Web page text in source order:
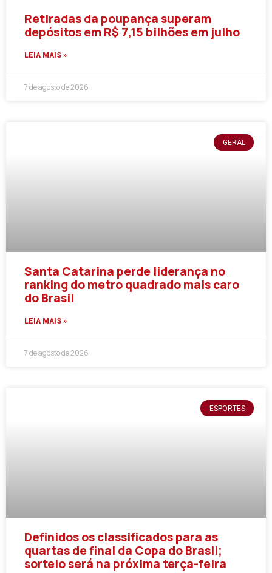
Retiradas da poupança superam
depósitos em R$ 7,15 bilhões em julho
LEIA MAIS »
7 de agosto de 2026
GERAL
Santa Catarina perde liderança no
ranking do metro quadrado mais caro
do Brasil
LEIA MAIS »
7 de agosto de 2026
ESPORTES
Definidos os classificados para as
quartas de final da Copa do Brasil;
sorteio será na próxima terça-feira